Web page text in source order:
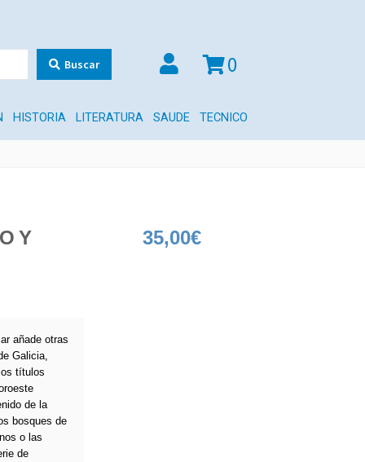
Buscar 0
HISTORIA LITERATURA SAUDE TECNICO
Y
añade otras
Galicia,
títulos
de la
bosques de
o las
de
35,00€